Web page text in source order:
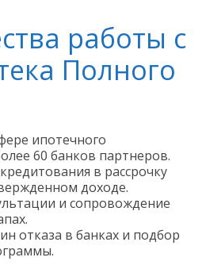
работы с
Полного
ипотечного
60 банков партнеров.
в рассрочку
доходе.
и сопровождение
отказа в банках и подбор